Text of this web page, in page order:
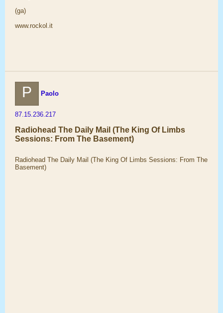
(ga)
www.rockol.it
P Paolo
87.15.236.217
Radiohead The Daily Mail (The King Of Limbs
Sessions: From The Basement)
Radiohead The Daily Mail (The King Of Limbs Sessions: From The
Basement)